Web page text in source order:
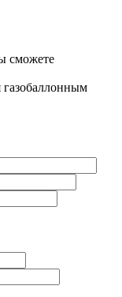
сможете
газобаллонным